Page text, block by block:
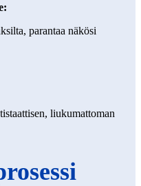
parantaa näkösi
liukumattoman